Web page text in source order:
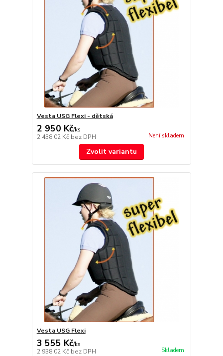
Vesta USG Flexi - dětská
2 950 Kč/ks
2 438,02 Kč bez DPH Není skladem
Zvolit variantu
Vesta USG Flexi
3 555 Kč/ks
2 938,02 Kč bez DPH Skladem